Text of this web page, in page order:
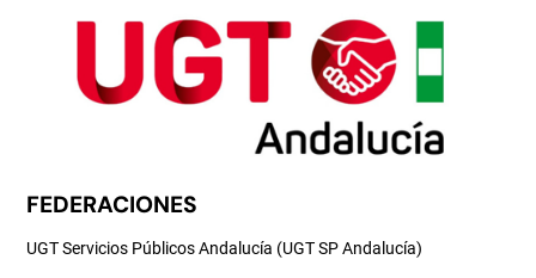
FEDERACIONES
UGT Servicios Públicos Andalucía (UGT SP Andalucía)